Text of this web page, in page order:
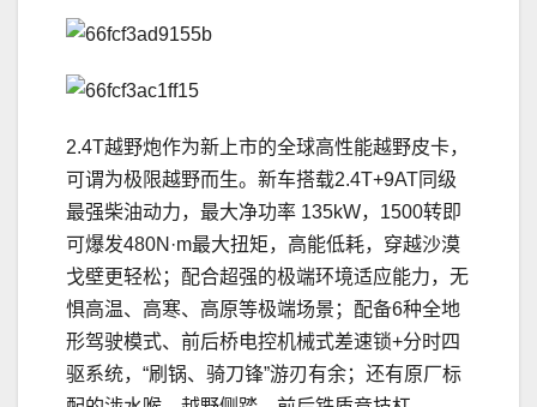
2.4T越野炮作为新上市的全球高性能越野皮卡，
可谓为极限越野而生。新车搭载2.4T+9AT同级
最强柴油动力，最大净功率 135kW，1500转即
可爆发480N·m最大扭矩，高能低耗，穿越沙漠
戈壁更轻松；配合超强的极端环境适应能力，无
惧高温、高寒、高原等极端场景；配备6种全地
形驾驶模式、前后桥电控机械式差速锁+分时四
驱系统，“刷锅、骑刀锋”游刃有余；还有原厂标